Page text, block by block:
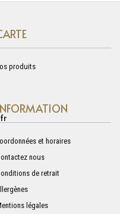
produits
et horaires
nous
de retrait
légales